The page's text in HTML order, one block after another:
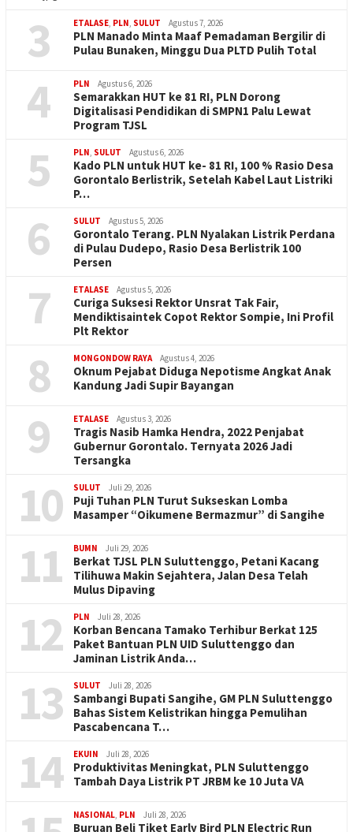
3 ETALASE, PLN, SULUT Agustus 7, 2026
PLN Manado Minta Maaf Pemadaman Bergilir di
Pulau Bunaken, Minggu Dua PLTD Pulih Total
4 PLN Agustus 6, 2026
Semarakkan HUT ke 81 RI, PLN Dorong
Digitalisasi Pendidikan di SMPN1 Palu Lewat
Program TJSL
5 PLN, SULUT Agustus 6, 2026
Kado PLN untuk HUT ke- 81 RI, 100 % Rasio Desa
Gorontalo Berlistrik, Setelah Kabel Laut Listriki
P…
6 SULUT Agustus 5, 2026
Gorontalo Terang. PLN Nyalakan Listrik Perdana
di Pulau Dudepo, Rasio Desa Berlistrik 100
Persen
7 ETALASE Agustus 5, 2026
Curiga Suksesi Rektor Unsrat Tak Fair,
Mendiktisaintek Copot Rektor Sompie, Ini Profil
Plt Rektor
8 MONGONDOW RAYA Agustus 4, 2026
Oknum Pejabat Diduga Nepotisme Angkat Anak
Kandung Jadi Supir Bayangan
9 ETALASE Agustus 3, 2026
Tragis Nasib Hamka Hendra, 2022 Penjabat
Gubernur Gorontalo. Ternyata 2026 Jadi
Tersangka
10 SULUT Juli 29, 2026
Puji Tuhan PLN Turut Sukseskan Lomba
Masamper “Oikumene Bermazmur” di Sangihe
11 BUMN Juli 29, 2026
Berkat TJSL PLN Suluttenggo, Petani Kacang
Tilihuwa Makin Sejahtera, Jalan Desa Telah
Mulus Dipaving
12 PLN Juli 28, 2026
Korban Bencana Tamako Terhibur Berkat 125
Paket Bantuan PLN UID Suluttenggo dan
Jaminan Listrik Anda…
13 SULUT Juli 28, 2026
Sambangi Bupati Sangihe, GM PLN Suluttenggo
Bahas Sistem Kelistrikan hingga Pemulihan
Pascabencana T…
14 EKUIN Juli 28, 2026
Produktivitas Meningkat, PLN Suluttenggo
Tambah Daya Listrik PT JRBM ke 10 Juta VA
NASIONAL, PLN Juli 28, 2026
Buruan Beli Tiket Early Bird PLN Electric Run